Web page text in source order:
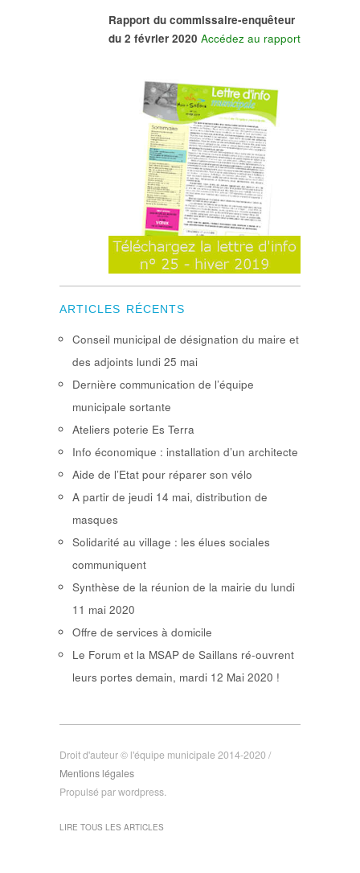
Rapport du commissaire-enquêteur
du 2 février 2020 Accédez au rapport
ARTICLES RÉCENTS
Conseil municipal de désignation du maire et
des adjoints lundi 25 mai
Dernière communication de l’équipe
municipale sortante
Ateliers poterie Es Terra
Info économique : installation d’un architecte
Aide de l’Etat pour réparer son vélo
A partir de jeudi 14 mai, distribution de
masques
Solidarité au village : les élues sociales
communiquent
Synthèse de la réunion de la mairie du lundi
11 mai 2020
Offre de services à domicile
Le Forum et la MSAP de Saillans ré-ouvrent
leurs portes demain, mardi 12 Mai 2020 !
Droit d'auteur © l'équipe municipale 2014-2020 /
Mentions légales
Propulsé par wordpress.
LIRE TOUS LES ARTICLES